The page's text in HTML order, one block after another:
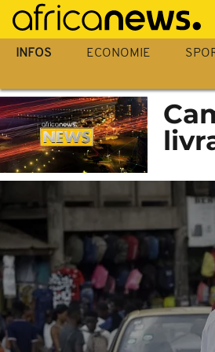
Passer
au
contenu
INFOS ECONOMIE